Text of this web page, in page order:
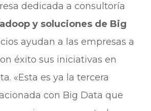
dedicada a consultoría
y soluciones de Big
ayudan a las empresas a
éxito sus iniciativas en
«Esta es ya la tercera
con Big Data que